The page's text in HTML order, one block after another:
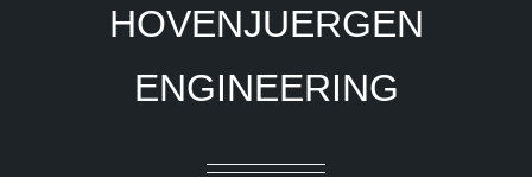
HOVENJUERGEN
ENGINEERING